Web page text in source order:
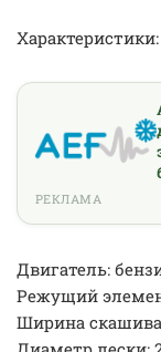
Характеристики:
РЕКЛАМА
Двигатель:
Режущий
Ширина